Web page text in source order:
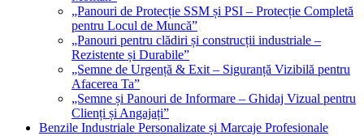
„Panouri de Protecție SSM și PSI – Protecție Completă
pentru Locul de Muncă”
„Panouri pentru clădiri și construcții industriale –
Rezistente și Durabile”
„Semne de Urgență & Exit – Siguranță Vizibilă pentru
Afacerea Ta”
„Semne și Panouri de Informare – Ghidaj Vizual pentru
Clienți și Angajați”
Benzile Industriale Personalizate și Marcaje Profesionale